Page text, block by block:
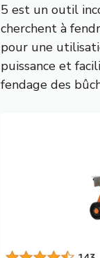
5 est un outil
cherchent à
pour une
puissance et
fendage des